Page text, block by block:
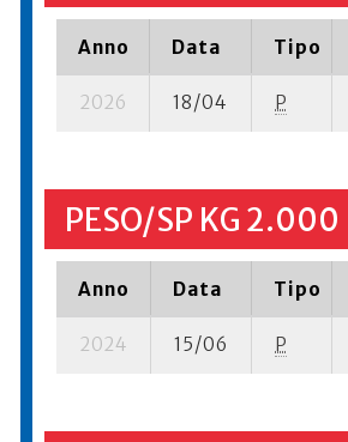
Anno Data Tipo
2026 18/04 P
PESO/SP KG 2.000
Anno Data Tipo
2024 15/06 P